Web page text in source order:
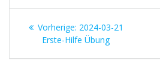
Beitrags-
Navigation
Vorherige: Vorheriger
Beitrag:
2024-03-21
Erste-Hilfe Übung